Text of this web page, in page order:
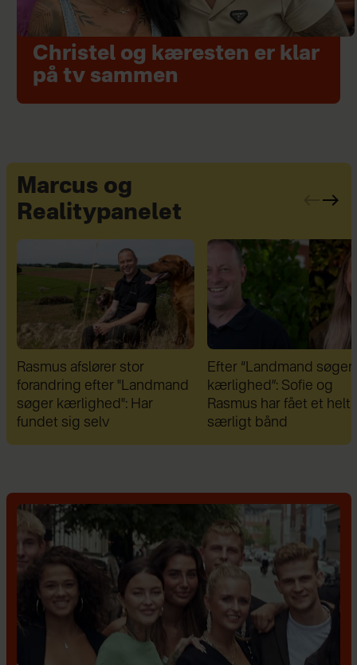
Christel og kæresten er klar
på tv sammen
Marcus og
Realitypanelet
Efter “Landmand søger
kærlighed”: Sofie og
Rasmus har fået et helt
særligt bånd
Efter brud: Sofie
og Daniel Lazrak har
skjul